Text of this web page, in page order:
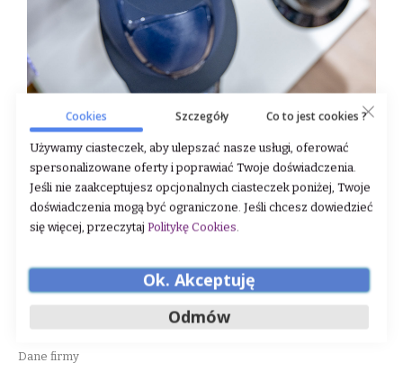
WAŻNE INFORMACJE
Dane firmy
Cookies Szczegóły Co to jest cookies ?
Używamy ciasteczek, aby ulepszać nasze usługi, oferować
spersonalizowane oferty i poprawiać Twoje doświadczenia.
Jeśli nie zaakceptujesz opcjonalnych ciasteczek poniżej, Twoje
doświadczenia mogą być ograniczone. Jeśli chcesz dowiedzieć
się więcej, przeczytaj Politykę Cookies.
Ok. Akceptuję
Odmów